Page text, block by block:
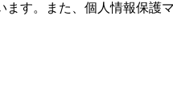
す。また、個人情報保護